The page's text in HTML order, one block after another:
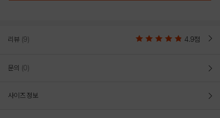
리뷰 (9) 4.9점
문의 (0)
사이즈 정보